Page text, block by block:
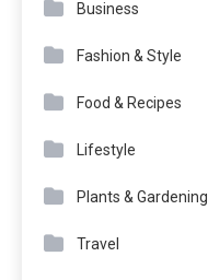
Business
Fashion & Style
Food & Recipes
Lifestyle
Plants & Gardening
Travel